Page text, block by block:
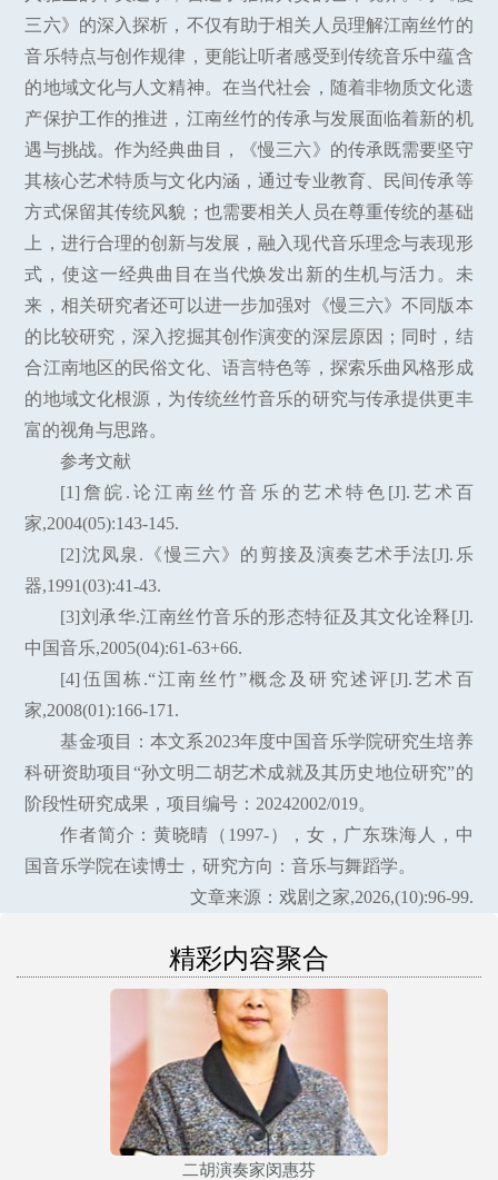
三六》的深入探析，不仅有助于相关人员理解江南丝竹的
音乐特点与创作规律，更能让听者感受到传统音乐中蕴含
的地域文化与人文精神。在当代社会，随着非物质文化遗
产保护工作的推进，江南丝竹的传承与发展面临着新的机
遇与挑战。作为经典曲目，《慢三六》的传承既需要坚守
其核心艺术特质与文化内涵，通过专业教育、民间传承等
方式保留其传统风貌；也需要相关人员在尊重传统的基础
上，进行合理的创新与发展，融入现代音乐理念与表现形
式，使这一经典曲目在当代焕发出新的生机与活力。未
来，相关研究者还可以进一步加强对《慢三六》不同版本
的比较研究，深入挖掘其创作演变的深层原因；同时，结
合江南地区的民俗文化、语言特色等，探索乐曲风格形成
的地域文化根源，为传统丝竹音乐的研究与传承提供更丰
富的视角与思路。
参考文献
[1]詹皖.论江南丝竹音乐的艺术特色[J].艺术百
家,2004(05):143-145.
[2]沈凤泉.《慢三六》的剪接及演奏艺术手法[J].乐
器,1991(03):41-43.
[3]刘承华.江南丝竹音乐的形态特征及其文化诠释[J].
中国音乐,2005(04):61-63+66.
[4]伍国栋.“江南丝竹”概念及研究述评[J].艺术百
家,2008(01):166-171.
基金项目：本文系2023年度中国音乐学院研究生培养
科研资助项目“孙文明二胡艺术成就及其历史地位研究”的
阶段性研究成果，项目编号：20242002/019。
作者简介：黄晓晴（1997-），女，广东珠海人，中
国音乐学院在读博士，研究方向：音乐与舞蹈学。
文章来源：戏剧之家,2026,(10):96-99.
精彩内容聚合
二胡演奏家闵惠芬